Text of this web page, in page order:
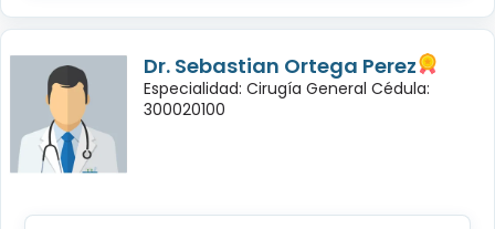
Dr. Sebastian Ortega Perez
Especialidad: Cirugía General Cédula:
300020100